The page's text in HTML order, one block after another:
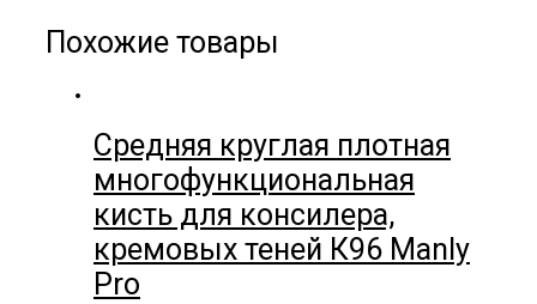
Похожие товары
Средняя круглая плотная
многофункциональная
кисть для консилера,
кремовых теней К96 Manly
Pro